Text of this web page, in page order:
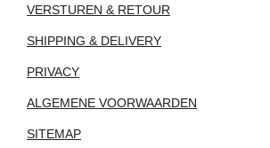
VERSTUREN & RETOUR
SHIPPING & DELIVERY
PRIVACY
ALGEMENE VOORWAARDEN
SITEMAP